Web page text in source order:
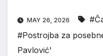
MAY 26, 2026
#Postrojba za
Pavlović'